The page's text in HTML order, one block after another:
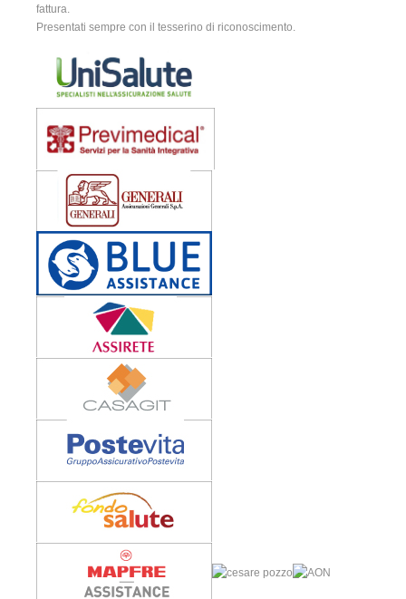
fattura.
Presentati sempre con il tesserino di riconoscimento.